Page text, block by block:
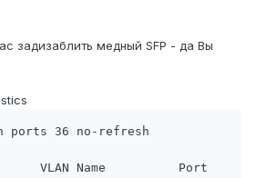
задизаблить медный SFP - да Вы
ports 36 no-refresh
VLAN Name          Port